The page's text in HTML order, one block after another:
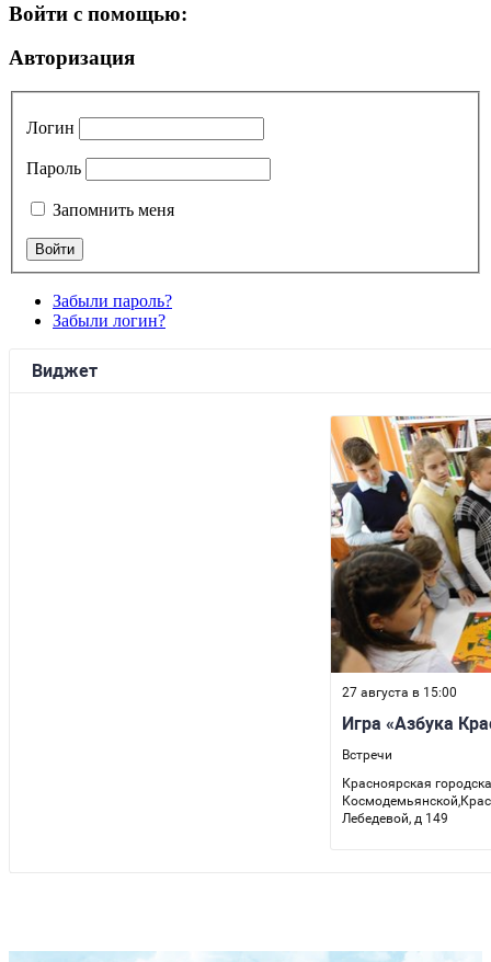
Войти с помощью:
Авторизация
Логин
Пароль
Запомнить меня
Забыли пароль?
Забыли логин?